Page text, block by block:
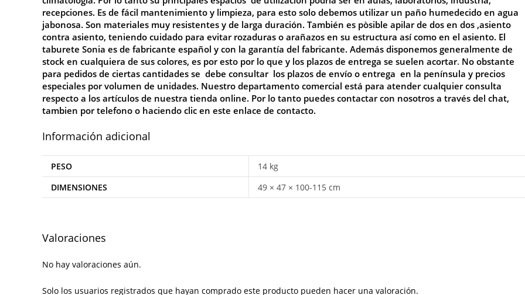
recepciones. Es de fácil mantenimiento y limpieza, para esto solo debemos utilizar un paño humedecido en agua
jabonosa. Son materiales muy resistentes y de larga duración. También es pòsible apilar de dos en dos ,asiento
contra asiento, teniendo cuidado para evitar rozaduras o arañazos en su estructura así como en el asiento. El
taburete Sonia es de fabricante español y con la garantía del fabricante. Además disponemos generalmente de
stock en cualquiera de sus colores, es por esto por lo que y los plazos de entrega se suelen acortar. No obstante
para pedidos de ciertas cantidades se debe consultar los plazos de envío o entrega en la península y precios
especiales por volumen de unidades. Nuestro departamento comercial está para atender cualquier consulta
respecto a los artículos de nuestra tienda online. Por lo tanto puedes contactar con nosotros a través del chat,
tambien por telefono o haciendo clic en este enlace de contacto.
Información adicional
PESO
14 kg
DIMENSIONES
49 × 47 × 100-115 cm
Valoraciones
No hay valoraciones aún.
Solo los usuarios registrados que hayan comprado este producto pueden hacer una valoración.